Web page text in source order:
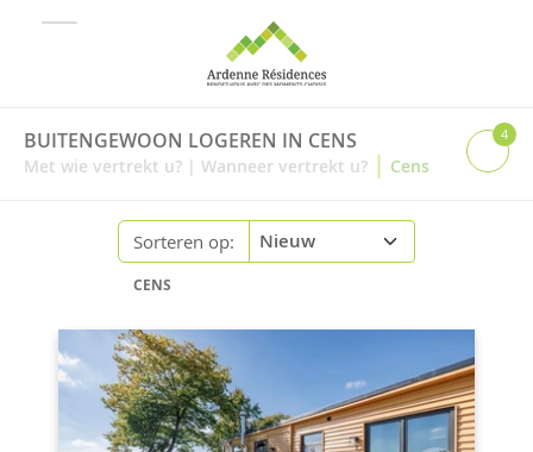
BUITENGEWOON LOGEREN IN CENS
Met wie vertrekt u? | Wanneer vertrekt u? | Cens
4
Sorteren op:
CENS